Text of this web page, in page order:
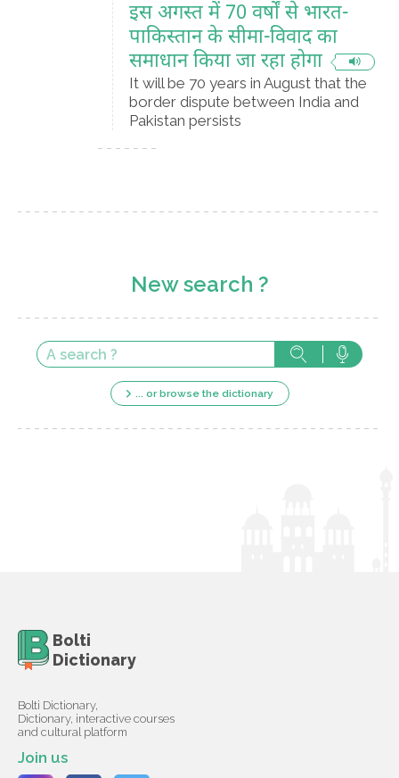
इस अगस्त में 70 वर्षों से भारत-
पाकिस्तान के सीमा-विवाद का
समाधान किया जा रहा होगा
It will be 70 years in August that the
border dispute between India and
Pakistan persists
New search ?
... or browse the dictionary
Bolti
Dictionary
Bolti Dictionary,
Dictionary, interactive courses
and cultural platform
Join us